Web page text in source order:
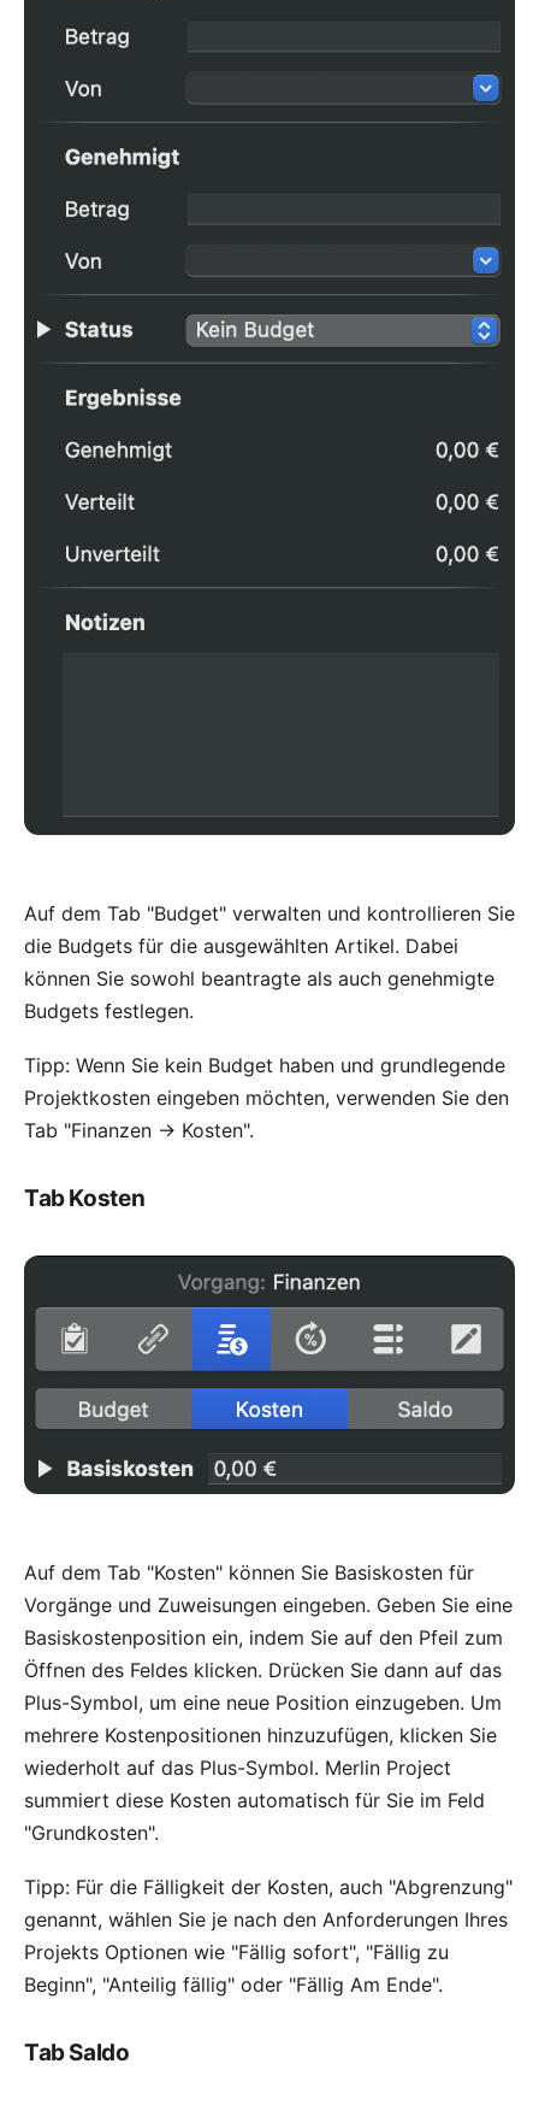
Auf dem Tab "Budget" verwalten und kontrollieren Sie
die Budgets für die ausgewählten Artikel. Dabei
können Sie sowohl beantragte als auch genehmigte
Budgets festlegen.
Tipp: Wenn Sie kein Budget haben und grundlegende
Projektkosten eingeben möchten, verwenden Sie den
Tab "Finanzen → Kosten".
Tab Kosten
Auf dem Tab "Kosten" können Sie Basiskosten für
Vorgänge und Zuweisungen eingeben. Geben Sie eine
Basiskostenposition ein, indem Sie auf den Pfeil zum
Öffnen des Feldes klicken. Drücken Sie dann auf das
Plus-Symbol, um eine neue Position einzugeben. Um
mehrere Kostenpositionen hinzuzufügen, klicken Sie
wiederholt auf das Plus-Symbol. Merlin Project
summiert diese Kosten automatisch für Sie im Feld
"Grundkosten".
Tipp: Für die Fälligkeit der Kosten, auch "Abgrenzung"
genannt, wählen Sie je nach den Anforderungen Ihres
Projekts Optionen wie "Fällig sofort", "Fällig zu
Beginn", "Anteilig fällig" oder "Fällig Am Ende".
Tab Saldo